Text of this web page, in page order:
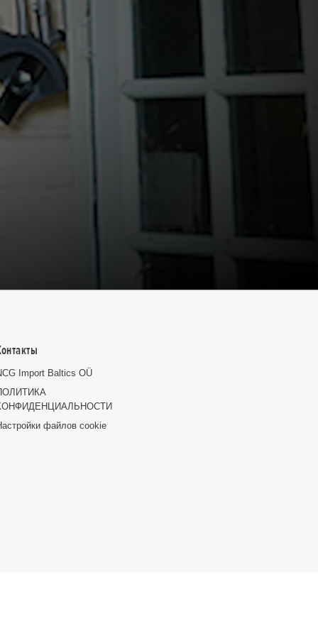
Import Baltics OÜ
файлов cookie